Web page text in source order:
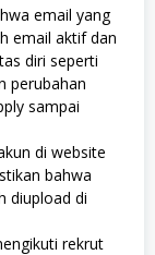
email yang
email aktif dan
diri seperti
perubahan
sampai
di website
bahwa
diupload di
rekrut